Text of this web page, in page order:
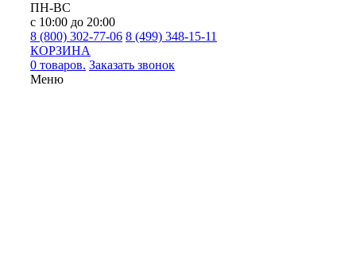
ПН-ВС
с 10:00 до 20:00
8 (800) 302-77-06 8 (499) 348-15-11
КОРЗИНА
0 товаров. Заказать звонок
Меню